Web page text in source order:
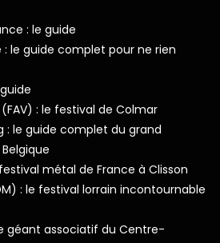
: le guide
: le guide complet pour ne rien
: le festival de Colmar
: le guide complet du grand
métal de France à Clisson
: le festival lorrain incontournable
géant associatif du Centre-